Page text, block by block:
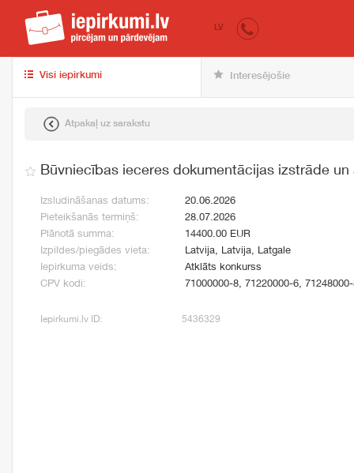
iepirkumi.lv
LV
Visi iepirkumi Interesējošie
Atpakaļ uz sarakstu
Būvniecības ieceres dokumentācijas izstrāde
Izsludināšanas datums:
20.06.2026
Pieteikšanās termiņš:
28.07.2026
Plānotā summa:
14400.00 EUR
Izpildes/piegādes vieta:
Latvija, Latvija, Latgale
Iepirkuma veids:
Atklāts konkurss
CPV kodi:
71000000-8, 71220000-6,
Iepirkumi.lv ID: 5436329